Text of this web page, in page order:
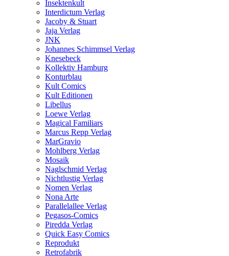
Insektenkult
Interdictum Verlag
Jacoby & Stuart
Jaja Verlag
JNK
Johannes Schimmsel Verlag
Knesebeck
Kollektiv Hamburg
Konturblau
Kult Comics
Kult Editionen
Libellus
Loewe Verlag
Magical Familiars
Marcus Repp Verlag
MarGravio
Mohlberg Verlag
Mosaik
Naglschmid Verlag
Nichtlustig Verlag
Nomen Verlag
Nona Arte
Parallelallee Verlag
Pegasos-Comics
Piredda Verlag
Quick Easy Comics
Reprodukt
Retrofabrik